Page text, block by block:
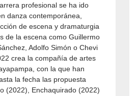
profesional se ha ido
danza contemporánea,
de escena y dramaturgia
de la escena como Guillermo
Adolfo Simón o Chevi
crea la compañía de artes
con la que han
la fecha las propuesta
(2022), Enchaquirado (2022)